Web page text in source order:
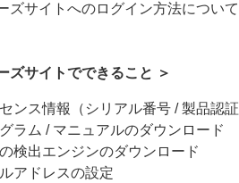
ズサイトへのログイン方法について
ズサイトでできること ＞
ンス情報（シリアル番号 / 製品認
ラム / マニュアルのダウンロード
検出エンジンのダウンロード
アドレスの設定